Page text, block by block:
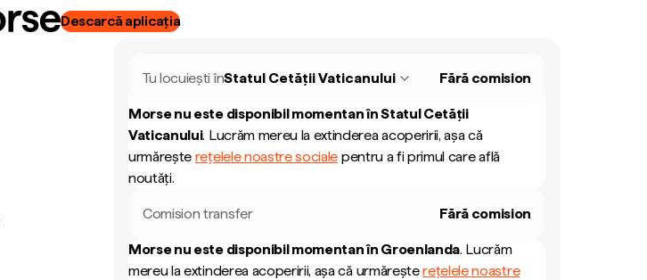
Descarcă aplicația
Tu locuiești înStatul Cetății Vaticanului Fără comision
Morse nu este disponibil momentan înStatul Cetății
Vaticanului. Lucrăm mereu la extinderea acoperirii, așa că
urmărește rețelele noastre sociale pentru a fi primul care află
noutăți.
Comision transfer Fără comision
Morse nu este disponibil momentan în Groenlanda. Lucrăm
mereu la extinderea acoperirii, așa că urmăreșterețelele noastre